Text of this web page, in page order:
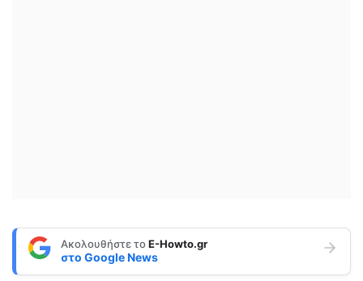
Ακολουθήστε τοE-Howto.gr
στο Google News